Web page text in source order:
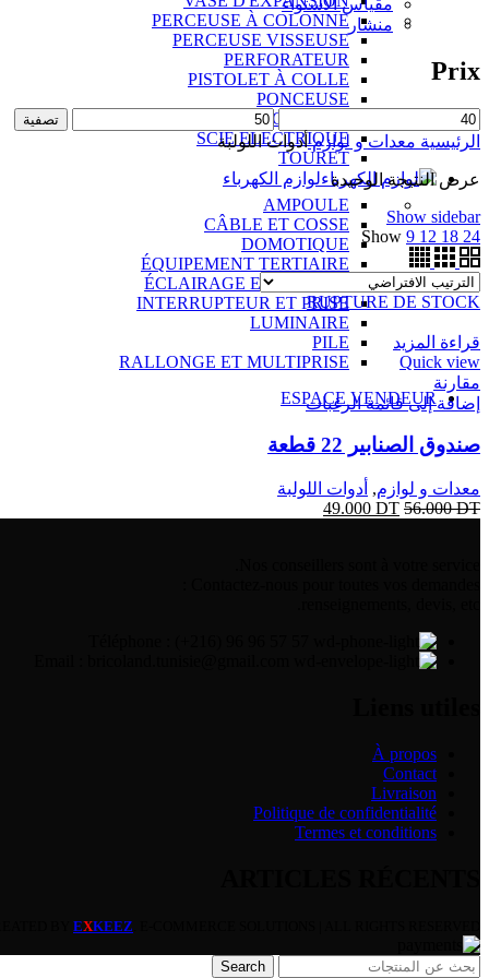
PERCEUSE À COLONNE
PERCEUSE VISSEUSE
PERFORATEUR
PISTOLET À COLLE
PONCEUSE
RABOT ÉLECTRIQUE
SCIE ÉLECTRIQUE
TOURET
لوازم الكهرباء
AMPOULE
CÂBLE ET COSSE
DOMOTIQUE
ÉQUIPEMENT TERTIAIRE
ÉCLAIRAGE EXTÉRIEUR
INTERRUPTEUR ET PRISE
LUMINAIRE
PILE
RALLONGE ET MULTIPRISE
ESPACE VENDEUR
منشار
Prix
تصفية
الرئيسية معدات و لوازمأدوات اللولبة
عرض النتيجة الوحيدة
Show sidebar
Show 9 12 18 24
RUPTURE DE STOCK
قراءة المزيد
Quick view
مقارنة
إضافة إلى قائمة الرغبات
صندوق الصنابير 22 قطعة
معدات و لوازم, أدوات اللولبة
56.000DT
49.000 DT
À propos
Contact
Livraison
Politique de confidentialité
Termes et conditions
EXKEEZ
Search